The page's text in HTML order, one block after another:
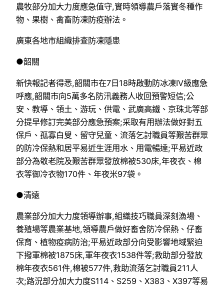
農牧部分加大力度應急值守,實時領導農戶落實冬種作
物、果樹、禽畜防凍防疫辦法。
廣東各地市組織排查防凍隱患
●韶關
新快報記者得悉,韶關市在7日18時啟動防冰凍IV級應急
呼應,韶關市向5萬多名防汛義務人收回預警短信;公
安、教導、領土、游玩、供電、武廣高鐵、京珠北等部
分提早修訂完美部分應急預案;采取有用辦法做好對五
保戶、孤寡白叟、留守兒童、流落乞討職員等艱苦群眾
的防冷保熱和居平易近生涯用水、用電暢達;平易近政
部分為敬老院及艱苦群眾發放棉被530床,年夜衣、棉
衣等御冷衣物170件、年夜米97袋。
●清遠
農業部分加大力度領導辦事,組織技巧職員深刻漁場、
養殖場等農業基地,領導農戶做好畜舍防冷保熱、仔畜
保育、植物疫病防治;平易近政部分向受影響地域緊迫
下撥軍棉被1875床,軍年夜衣1538件等;救助部分發放
棉年夜衣561件,棉被577件,救助流落乞討職員211人
次;路況部分加大力度S114、S259、X383、X397等易